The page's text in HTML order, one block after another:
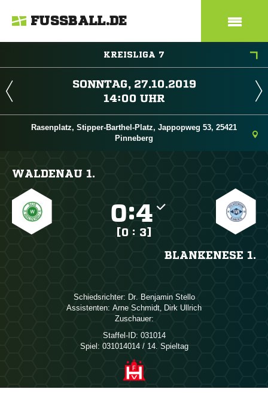
FUSSBALL.DE
KREISLIGA 7
 
 
Rasenplatz, Stipper-Barthel-Platz, Jappopweg 53, 25421
Pinneberg
WALDENAU 1.
:
[0 : 3]
BLANKENESE 1.
Schiedsrichter:   
Assistenten:  ,  
Zuschauer:
Staffel-ID: 031014
Spiel: 031014014 / 14. Spieltag